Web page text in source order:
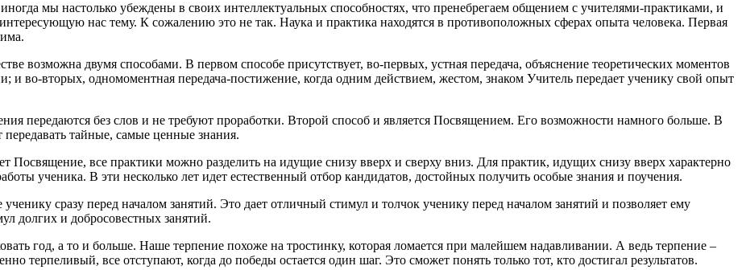
мы настолько убеждены в своих интеллектуальных способностях, что пренебрегаем общением с учителями-практиками, и
нас тему. К сожалению это не так. Наука и практика находятся в противоположных сферах опыта человека. Первая
возможна двумя способами. В первом способе присутствует, во-первых, устная передача, объяснение теоретических моментов
во-вторых, одномоментная передача-постижение, когда одним действием, жестом, знаком Учитель передает ученику свой опыт
передаются без слов и не требуют проработки. Второй способ и является Посвящением. Его возможности намного больше. В
передавать тайные, самые ценные знания.
Посвящение, все практики можно разделить на идущие снизу вверх и сверху вниз. Для практик, идущих снизу вверх характерно
ученика. В эти несколько лет идет естественный отбор кандидатов, достойных получить особые знания и поучения.
сразу перед началом занятий. Это дает отличный стимул и толчок ученику перед началом занятий и позволяет ему
долгих и добросовестных занятий.
год, а то и больше. Наше терпение похоже на тростинку, которая ломается при малейшем надавливании. А ведь терпение –
терпеливый, все отступают, когда до победы остается один шаг. Это сможет понять только тот, кто достигал результатов.